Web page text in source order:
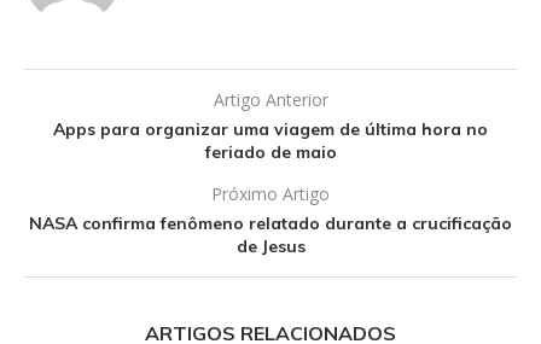
Artigo Anterior
Apps para organizar uma viagem de última hora no
feriado de maio
Próximo Artigo
NASA confirma fenômeno relatado durante a crucificação
de Jesus
ARTIGOS RELACIONADOS